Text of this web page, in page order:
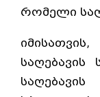
რომელი
საღებავის